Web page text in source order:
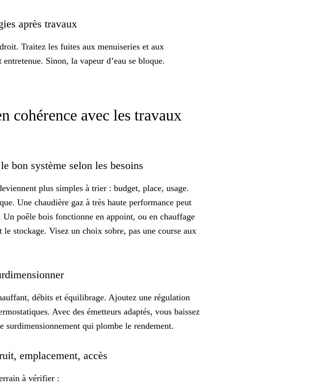
après travaux
Traitez les fuites aux menuiseries et aux
Sinon, la vapeur d’eau se bloque.
cohérence avec les travaux
bon système selon les besoins
plus simples à trier : budget, place, usage.
Une chaudière gaz à très haute performance peut
poêle bois fonctionne en appoint, ou en chauffage
le stockage. Visez un choix sobre, pas une course aux
débits et équilibrage. Ajoutez une régulation
Avec des émetteurs adaptés, vous baissez
surdimensionnement qui plombe le rendement.
emplacement, accès
à vérifier :